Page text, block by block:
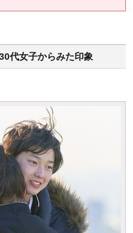
代女子からみた印象